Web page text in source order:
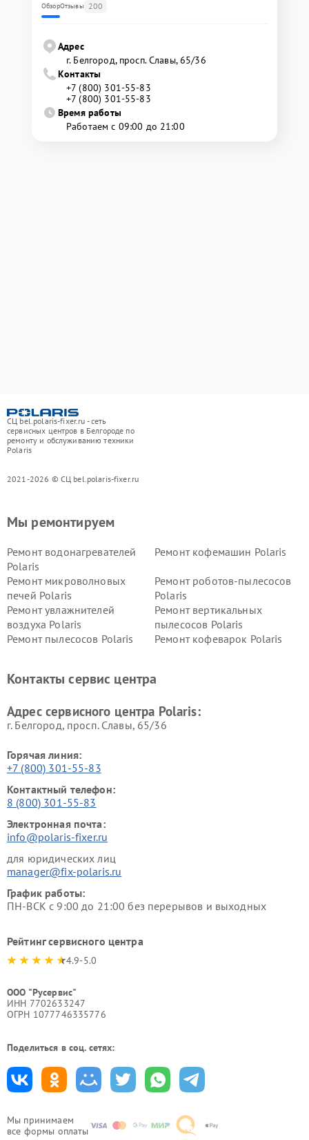
ОбзорОтзывы 200
Адрес
г. Белгород, просп. Славы, 65/36
Контакты
+7 (800) 301-55-83
+7 (800) 301-55-83
Время работы
Работаем с 09:00 до 21:00
СЦ bel.polaris-fixer.ru - сеть
сервисных центров в Белгороде по
ремонту и обслуживанию техники
Polaris
2021-2026 © СЦ bel.polaris-fixer.ru
Мы принимаем
все формы оплаты
Мы ремонтируем
Ремонт водонагревателей
Polaris
Ремонт кофемашин Polaris
Ремонт микроволновых
печей Polaris
Ремонт роботов-пылесосов
Polaris
Ремонт увлажнителей
воздуха Polaris
Ремонт вертикальных
пылесосов Polaris
Ремонт пылесосов Polaris
Ремонт кофеварок Polaris
Контакты сервис центра
Адрес сервисного центра Polaris:
г. Белгород, просп. Славы, 65/36
Горячая линия:
+7 (800) 301-55-83
Контактный телефон:
8 (800) 301-55-83
Электронная почта:
info@polaris-fixer.ru
для юридических лиц
manager@fix-polaris.ru
График работы:
ПН-ВСК с 9:00 до 21:00 без перерывов и выходных
Рейтинг сервисного центра
4.9-5.0
ООО "Русервис"
ИНН 7702633247
ОГРН 1077746335776
Поделиться в соц. сетях: